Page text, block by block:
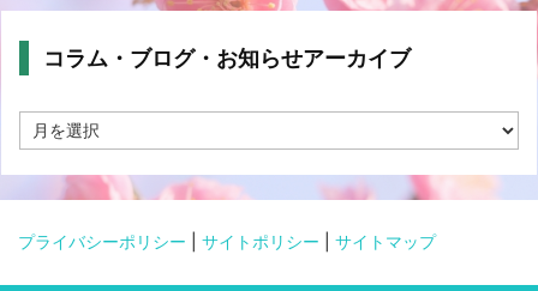
コラム・ブログ・お知らせアーカイブ
ラ
グ・
お
プライバシーポリシー サイトポリシー サイトマップ